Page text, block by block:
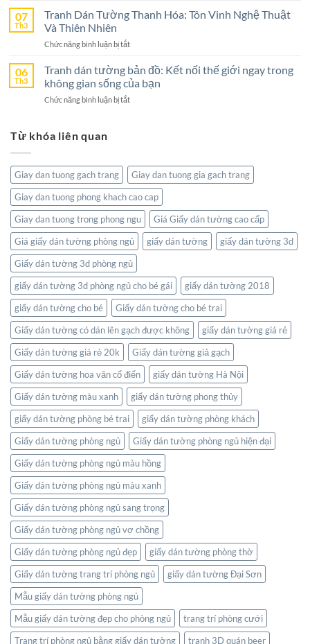
Không
Sống
Lựa
Không
Gian
Sống
Dán
Hồ
Sức
Hút
07
Th3
Tranh Dán Tường Thanh Hóa: Tôn Vinh Nghệ Thuật
Và Thiên Nhiên
Chức năng bình luận bị tắtở
Dán
Tường
Thanh
Hóa:
Thiên
Nhiên
06
Th3
Tranh dán tường bản đồ: Kết nối thế giới ngay trong
không gian sống của bạn
Chức năng bình luận bị tắtở
Kết
nối
giới
ngay
trong
không
gian
sống
của
bạn
Từ khóa liên quan
Giay dan tuong gach trang
Giay dan tuong gia gach trang
Giay dan tuong phong khach cao cap
Giay dan tuong trong phong ngu
Giá Giấy dán tường cao cấp
Giá giấy dán tường phòng ngủ
giấy dán tường
giấy dán tường 3d
Giấy dán tường 3d phòng ngủ
giấy dán tường 3d phòng ngủ cho bé gái
giấy dán tường 2018
giấy dán tường cho bé
Giấy dán tường cho bé trai
Giấy dán tường có dán lên gạch được không
giấy dán tường giá rẻ
Giấy dán tường giá rẻ 20k
Giấy dán tường giả gạch
Giấy dán tường hoa văn cổ điển
giấy dán tường Hà Nội
Giấy dán tường màu xanh
giấy dán tường phong thủy
giấy dán tường phòng bé trai
giấy dán tường phòng khách
Giấy dán tường phòng ngủ
Giấy dán tường phòng ngủ hiện đại
Giấy dán tường phòng ngủ màu hồng
Giấy dán tường phòng ngủ màu xanh
Giấy dán tường phòng ngủ sang trọng
Giấy dán tường phòng ngủ vợ chồng
Giấy dán tường phòng ngủ đẹp
giấy dán tường phòng thờ
Giấy dán tường trang trí phòng ngủ
giấy dán tường Đại Sơn
Mẫu giấy dán tường phòng ngủ
Mẫu giấy dán tường đẹp cho phòng ngủ
trang trí phòng cưới
Trang trí phòng ngủ bằng giấy dán tường
tranh 3D quán beer